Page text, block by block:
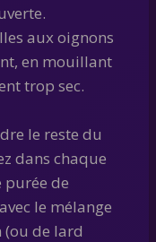
aux oignons
en mouillant
trop sec.
le reste du
dans chaque
purée de
le mélange
(ou de lard